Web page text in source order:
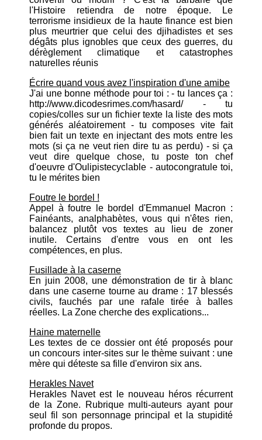
l'Histoire retiendra de notre époque. Le
terrorisme insidieux de la haute finance est bien
plus meurtrier que celui des djihadistes et ses
dégâts plus ignobles que ceux des guerres, du
dérèglement climatique et catastrophes
naturelles réunis
Écrire quand vous avez l'inspiration d'une amibe
J'ai une bonne méthode pour toi : - tu lances ça :
http://www.dicodesrimes.com/hasard/ - tu
copies/colles sur un fichier texte la liste des mots
générés aléatoirement - tu composes vite fait
bien fait un texte en injectant des mots entre les
mots (si ça ne veut rien dire tu as perdu) - si ça
veut dire quelque chose, tu poste ton chef
d'oeuvre d'Oulipistecyclable - autocongratule toi,
tu le mérites bien
Foutre le bordel !
Appel à foutre le bordel d'Emmanuel Macron :
Fainéants, analphabètes, vous qui n'êtes rien,
balancez plutôt vos textes au lieu de zoner
inutile. Certains d'entre vous en ont les
compétences, en plus.
Fusillade à la caserne
En juin 2008, une démonstration de tir à blanc
dans une caserne tourne au drame : 17 blessés
civils, fauchés par une rafale tirée à balles
réelles. La Zone cherche des explications...
Haine maternelle
Les textes de ce dossier ont été proposés pour
un concours inter-sites sur le thème suivant : une
mère qui déteste sa fille d'environ six ans.
Herakles Navet
Herakles Navet est le nouveau héros récurrent
de la Zone. Rubrique multi-auteurs ayant pour
seul fil son personnage principal et la stupidité
profonde du propos.